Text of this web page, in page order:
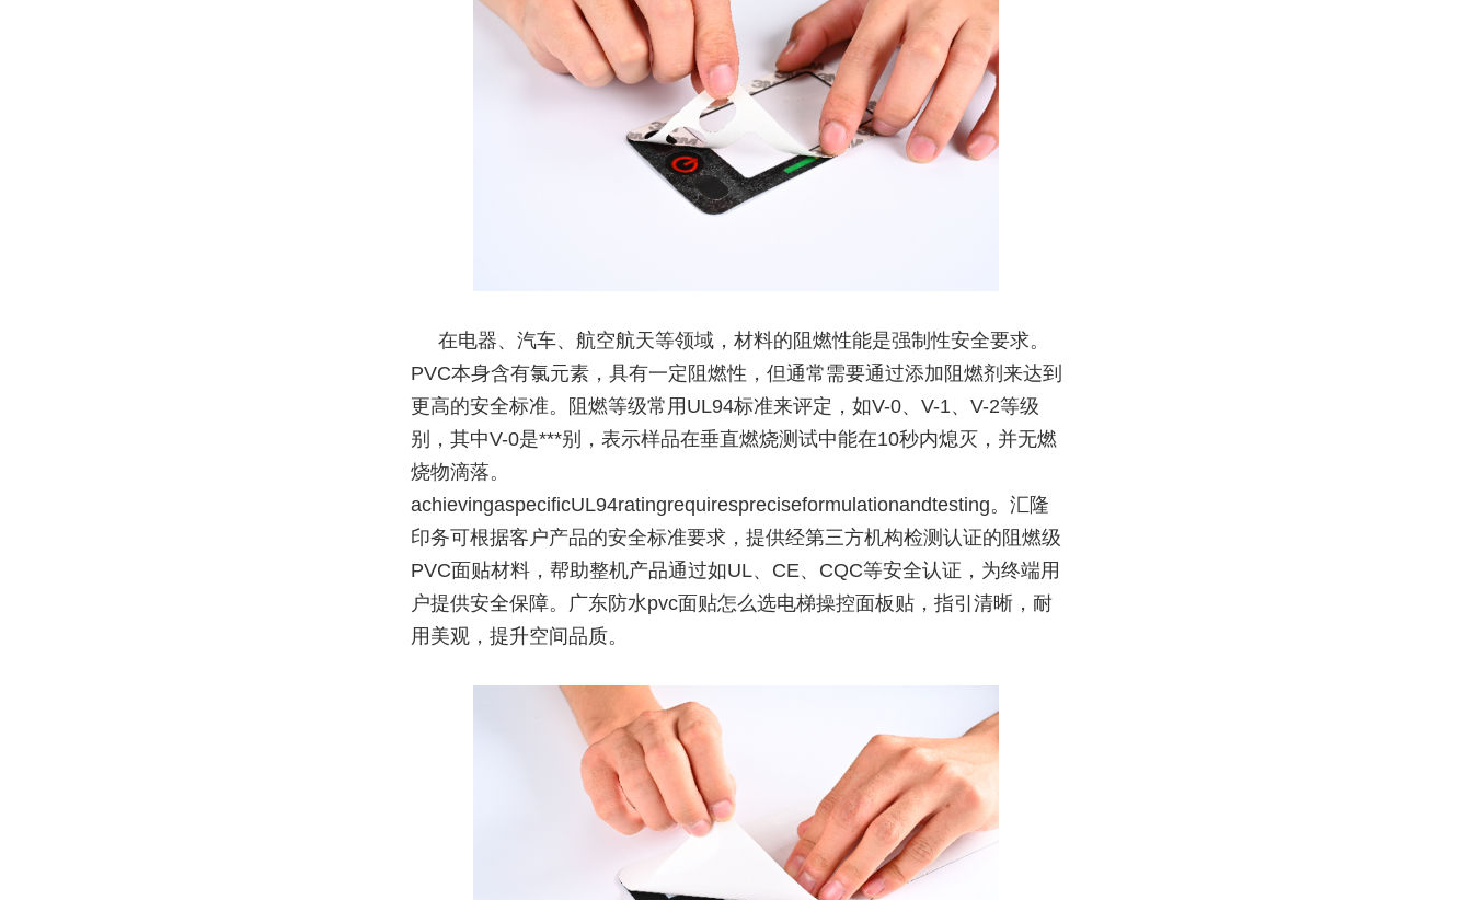
在电器、汽车、航空航天等领域，材料的阻燃性能是强制性安全要求。
PVC本身含有氯元素，具有一定阻燃性，但通常需要通过添加阻燃剂来达到
更高的安全标准。阻燃等级常用UL94标准来评定，如V-0、V-1、V-2等级
别，其中V-0是***别，表示样品在垂直燃烧测试中能在10秒内熄灭，并无燃
烧物滴落。
achievingaspecificUL94ratingrequirespreciseformulationandtesting。汇隆
印务可根据客户产品的安全标准要求，提供经第三方机构检测认证的阻燃级
PVC面贴材料，帮助整机产品通过如UL、CE、CQC等安全认证，为终端用
户提供安全保障。广东防水pvc面贴怎么选电梯操控面板贴，指引清晰，耐
用美观，提升空间品质。